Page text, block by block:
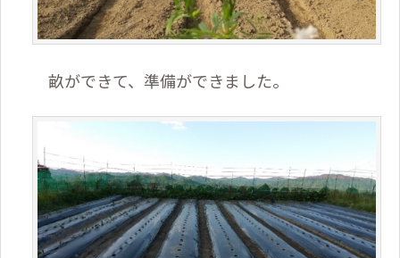
畝ができて、準備ができました。